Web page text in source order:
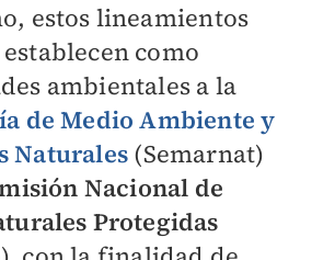
estos lineamientos
como
ambientales a la
de Medio Ambiente y
Naturales (Semarnat)
Nacional de
Protegidas